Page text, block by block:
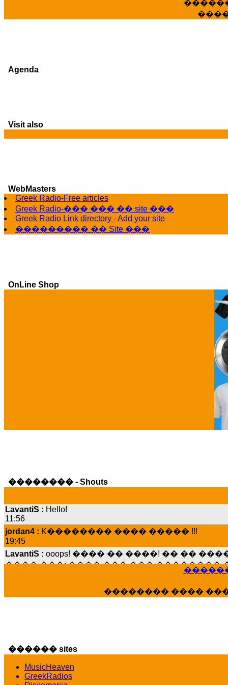
Agenda
Visit also
WebMasters
Greek Radio-Free articles
Greek Radio-��� ��� �� site ���
Greek Radio Link directory - Add your site
��������� �� Site ���
OnLine Shop
�������� - Shouts
11:56
jordan4 :
19:45
LavantiS :
���� ���; ���� ��� ��� ��������
15:07
veronica :E���� 2012 ��� ����� ���
������� ��������� ���� ������
16:39
veronica :[URL] ���� ���;
�������� ����
������ sites
MusicHeaven
GreekRadios